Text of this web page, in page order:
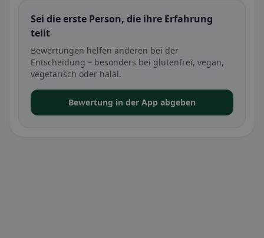
Sei die erste Person, die ihre Erfahrung
teilt
Bewertungen helfen anderen bei der
Entscheidung – besonders bei glutenfrei, vegan,
vegetarisch oder halal.
Bewertung in der App abgeben